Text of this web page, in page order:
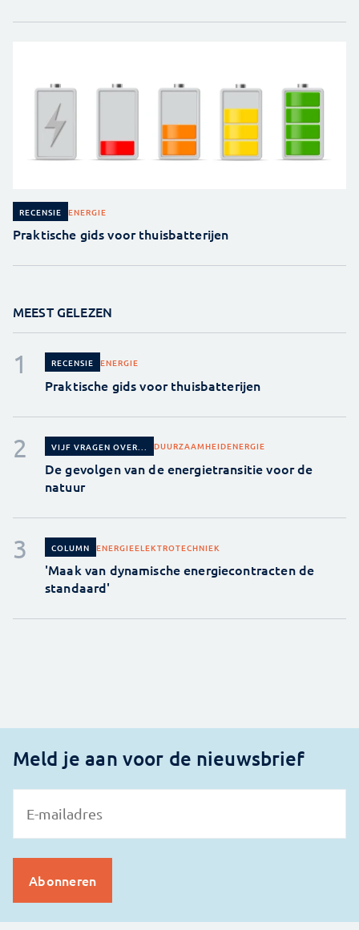
RECENSIE ENERGIE
Praktische gids voor thuisbatterijen
MEEST GELEZEN
RECENSIE ENERGIE
Praktische gids voor thuisbatterijen
VIJF VRAGEN OVER... DUURZAAMHEIDENERGIE
De gevolgen van de energietransitie voor de
natuur
COLUMN ENERGIEELEKTROTECHNIEK
'Maak van dynamische energiecontracten de
standaard'
Meld je aan voor de nieuwsbrief